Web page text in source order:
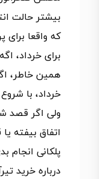
بیشتر حالت
که واقعا
برای خرداد،
همین خاطر،
خرداد، با
ولی اگر قصد
اتفاق بیفته
پلکانی انجام
درباره خرید تیرآهن می‌توانید